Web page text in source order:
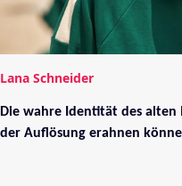
Lana Schneider
Die wahre Identität des alten
der Auflösung erahnen